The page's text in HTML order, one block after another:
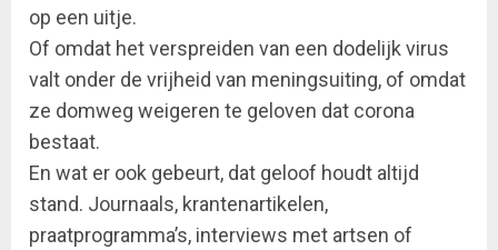
op een uitje.
Of omdat het verspreiden van een dodelijk virus
valt onder de vrijheid van meningsuiting, of omdat
ze domweg weigeren te geloven dat corona
bestaat.
En wat er ook gebeurt, dat geloof houdt altijd
stand. Journaals, krantenartikelen,
praatprogramma’s, interviews met artsen of